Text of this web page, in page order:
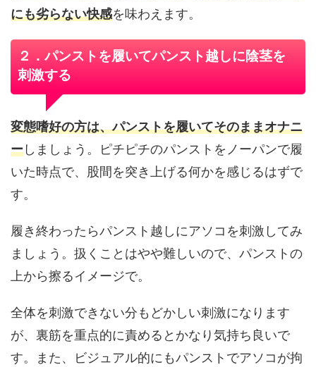
にも劣らない快感を味わえます。
２．パンストを履いてパンスト越しに陰茎を
刺激する
変態嗜好の方は、パンストを履いてそのままオナニ
ーしましょう。ピチピチのパンストをノーパンで履
いた時点で、股間を突き上げる何かを感じるはずで
す。
履き終わったらパンスト越しにアソコを刺激してみ
ましょう。扱くことはやや難しいので、パンストの
上から擦るイメージで。
全体を刺激できない分もどかしい刺激になります
が、裏筋を重点的に責めるとかなり気持ち良いで
す。また、ビジュアル的にもパンストでアソコが拘